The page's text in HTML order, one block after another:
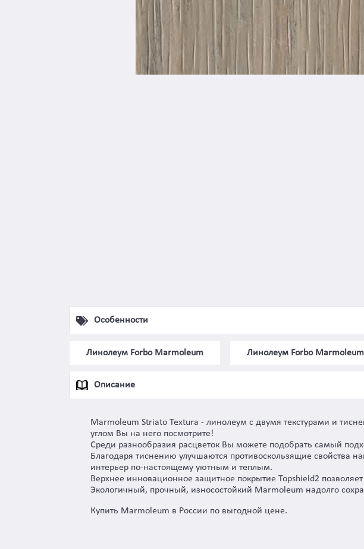
Особенности
Линолеум Forbo Marmoleum Линолеум Forbo
Описание
Marmoleum Striato Textura - линолеум с двумя текстурами и
углом Вы на него посмотрите!
Среди разнообразия расцветок Вы можете подобрать самый
Благодаря тиснению улучшаются противоскользящие свойства
интерьер по-настоящему уютным и теплым.
Верхнее инновационное защитное покрытие Topshield2
Экологичный, прочный, износостойкий Marmoleum надолго
Купить Marmoleum в России по выгодной цене.